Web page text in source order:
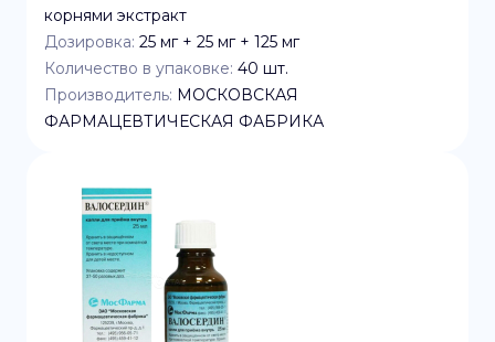
корнями экстракт
Дозировка: 25 мг + 25 мг + 125 мг
Количество в упаковке: 40 шт.
Производитель: МОСКОВСКАЯ
ФАРМАЦЕВТИЧЕСКАЯ ФАБРИКА